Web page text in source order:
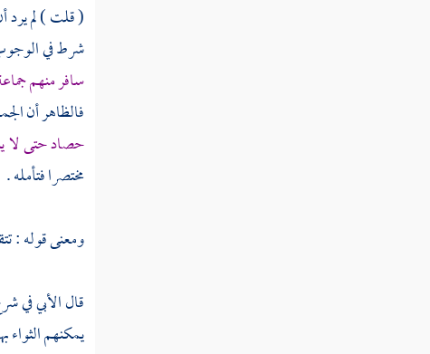
(قلت) لم
شرط في
سافر منهم
فالظاهر أن
حصاد حتى لا
مختصرا فتأمله .
ومعنى قوله :
قالالأبيفي
يمكنهم الثواء